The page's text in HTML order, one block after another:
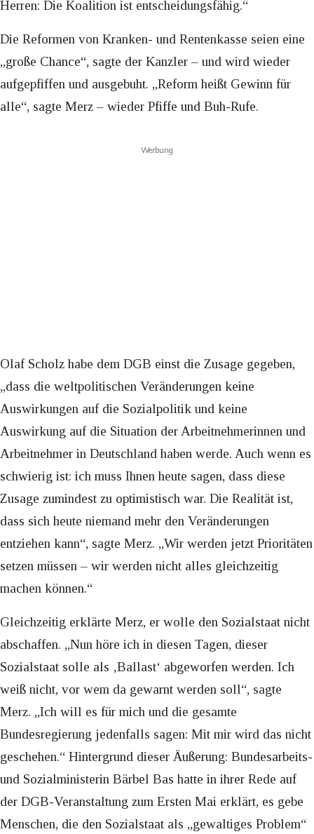
Herren: Die Koalition ist entscheidungsfähig.“
Die Reformen von Kranken- und Rentenkasse seien eine
„große Chance“, sagte der Kanzler – und wird wieder
aufgepfiffen und ausgebuht. „Reform heißt Gewinn für
alle“, sagte Merz – wieder Pfiffe und Buh-Rufe.
Werbung
Olaf Scholz habe dem DGB einst die Zusage gegeben,
„dass die weltpolitischen Veränderungen keine
Auswirkungen auf die Sozialpolitik und keine
Auswirkung auf die Situation der Arbeitnehmerinnen und
Arbeitnehmer in Deutschland haben werde. Auch wenn es
schwierig ist: ich muss Ihnen heute sagen, dass diese
Zusage zumindest zu optimistisch war. Die Realität ist,
dass sich heute niemand mehr den Veränderungen
entziehen kann“, sagte Merz. „Wir werden jetzt Prioritäten
setzen müssen – wir werden nicht alles gleichzeitig
machen können.“
Gleichzeitig erklärte Merz, er wolle den Sozialstaat nicht
abschaffen. „Nun höre ich in diesen Tagen, dieser
Sozialstaat solle als ‚Ballast‘ abgeworfen werden. Ich
weiß nicht, vor wem da gewarnt werden soll“, sagte
Merz. „Ich will es für mich und die gesamte
Bundesregierung jedenfalls sagen: Mit mir wird das nicht
geschehen.“ Hintergrund dieser Äußerung: Bundesarbeits-
und Sozialministerin Bärbel Bas hatte in ihrer Rede auf
der DGB-Veranstaltung zum Ersten Mai erklärt, es gebe
Menschen, die den Sozialstaat als „gewaltiges Problem“